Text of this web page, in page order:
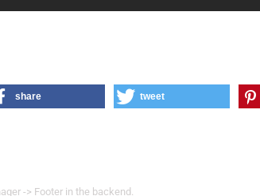
share tweet
-> Footer in the backend.